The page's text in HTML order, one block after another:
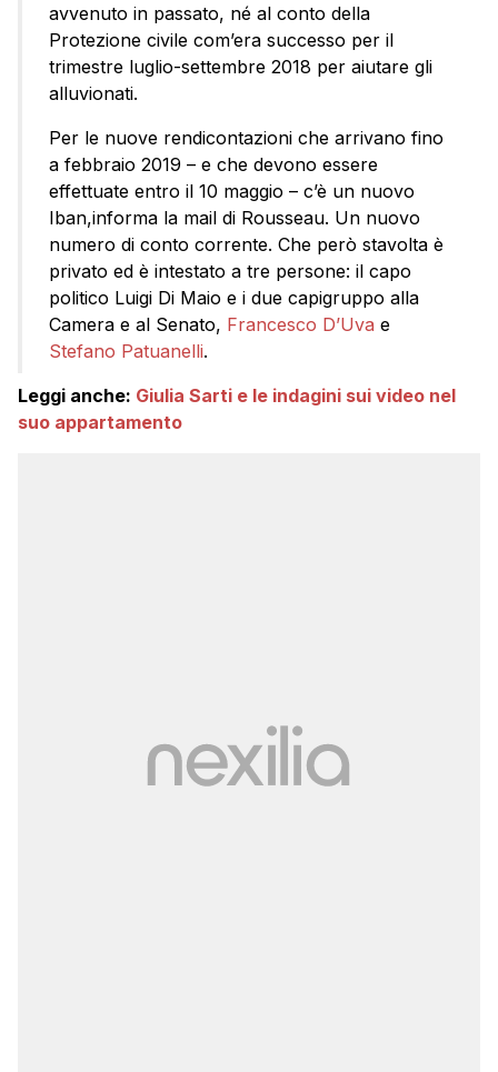
avvenuto in passato, né al conto della
Protezione civile com’era successo per il
trimestre luglio-settembre 2018 per aiutare gli
alluvionati.
Per le nuove rendicontazioni che arrivano fino
a febbraio 2019 – e che devono essere
effettuate entro il 10 maggio – c’è un nuovo
Iban,informa la mail di Rousseau. Un nuovo
numero di conto corrente. Che però stavolta è
privato ed è intestato a tre persone: il capo
politico Luigi Di Maio e i due capigruppo alla
Camera e al Senato, Francesco D’Uva e
Stefano Patuanelli.
Leggi anche: Giulia Sarti e le indagini sui video nel
suo appartamento